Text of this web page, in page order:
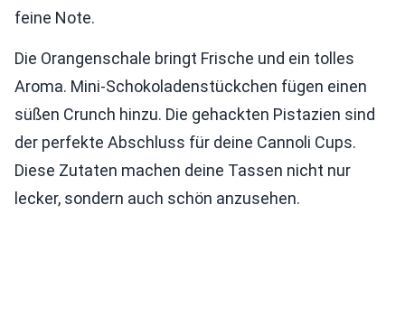
feine Note.
Die Orangenschale bringt Frische und ein tolles
Aroma. Mini-Schokoladenstückchen fügen einen
süßen Crunch hinzu. Die gehackten Pistazien sind
der perfekte Abschluss für deine Cannoli Cups.
Diese Zutaten machen deine Tassen nicht nur
lecker, sondern auch schön anzusehen.